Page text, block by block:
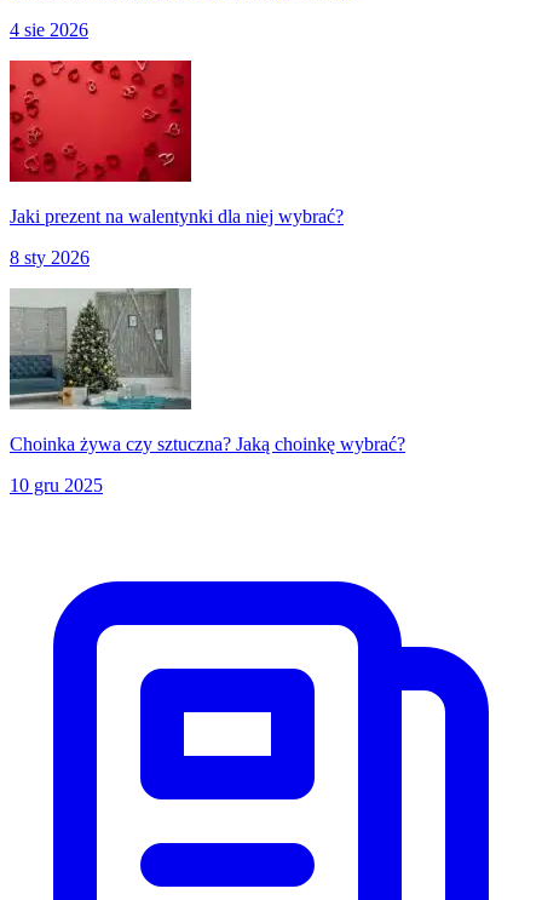
4 sie 2026
Jaki prezent na walentynki dla niej wybrać?
8 sty 2026
Choinka żywa czy sztuczna? Jaką choinkę wybrać?
10 gru 2025